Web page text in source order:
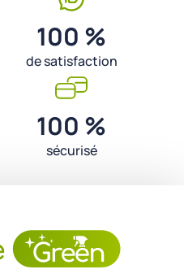
100 %
de satisfaction
100 %
sécurisé